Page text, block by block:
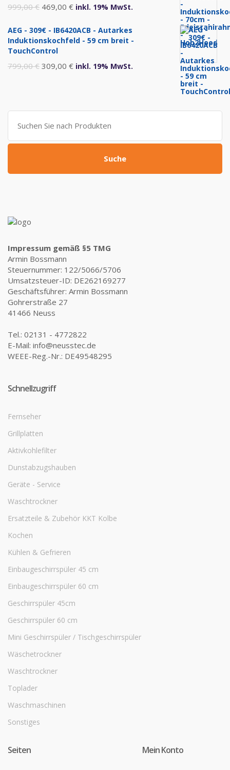
999,00€ Ursprünglicher
war:
999,00 €
469,00 €Aktueller
ist:
inkl. 19% MwSt.
AEG - 309€ - IB6420ACB - Autarkes
Induktionskochfeld - 59 cm breit -
TouchControl
799,00€ Ursprünglicher
799,00 €
309,00 €Aktueller
309,00 €.
inkl. 19% MwSt.
Suche
nach:
Suche
Impressum gemäß §5 TMG
Armin Bossmann
Steuernummer: 122/5066/5706
Umsatzsteuer-ID: DE262169277
Geschäftsführer: Armin Bossmann
Gohrerstraße 27
41466 Neuss
Tel.: 02131 - 4772822
E-Mail: info@neusstec.de
WEEE-Reg.-Nr.: DE49548295
Schnellzugriff
Fernseher
Grillplatten
Aktivkohlefilter
Dunstabzugshauben
Geräte - Service
Waschtrockner
Ersatzteile & Zubehör KKT Kolbe
Kochen
Kühlen & Gefrieren
Einbaugeschirrspüler 45 cm
Einbaugeschirrspüler 60 cm
Geschirrspüler 45cm
Geschirrspüler 60 cm
Mini Geschirrspüler / Tischgeschirrspüler
Wäschetrockner
Waschtrockner
Toplader
Waschmaschinen
Sonstiges
Seiten Mein Konto